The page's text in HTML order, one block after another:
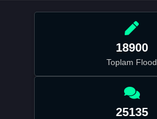
18900
Toplam Flood
25135